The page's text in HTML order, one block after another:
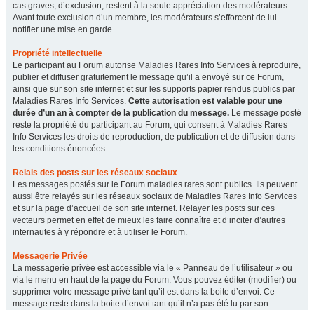
cas graves, d’exclusion, restent à la seule appréciation des modérateurs.
Avant toute exclusion d’un membre, les modérateurs s’efforcent de lui
notifier une mise en garde.
Propriété intellectuelle
Le participant au Forum autorise Maladies Rares Info Services à reproduire,
publier et diffuser gratuitement le message qu’il a envoyé sur ce Forum,
ainsi que sur son site internet et sur les supports papier rendus publics par
Maladies Rares Info Services. Cette autorisation est valable pour une
durée d’un an à compter de la publication du message. Le message posté
reste la propriété du participant au Forum, qui consent à Maladies Rares
Info Services les droits de reproduction, de publication et de diffusion dans
les conditions énoncées.
Relais des posts sur les réseaux sociaux
Les messages postés sur le Forum maladies rares sont publics. Ils peuvent
aussi être relayés sur les réseaux sociaux de Maladies Rares Info Services
et sur la page d’accueil de son site internet. Relayer les posts sur ces
vecteurs permet en effet de mieux les faire connaître et d’inciter d’autres
internautes à y répondre et à utiliser le Forum.
Messagerie Privée
La messagerie privée est accessible via le « Panneau de l’utilisateur » ou
via le menu en haut de la page du Forum. Vous pouvez éditer (modifier) ou
supprimer votre message privé tant qu’il est dans la boite d’envoi. Ce
message reste dans la boite d’envoi tant qu’il n’a pas été lu par son